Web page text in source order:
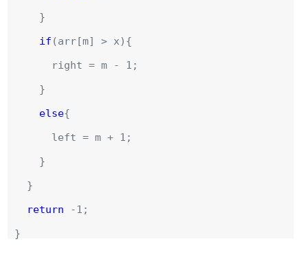
}
if(arr[m] > x){
right = m - 1;
}
else
left = m + 1;
}
}
return-1;